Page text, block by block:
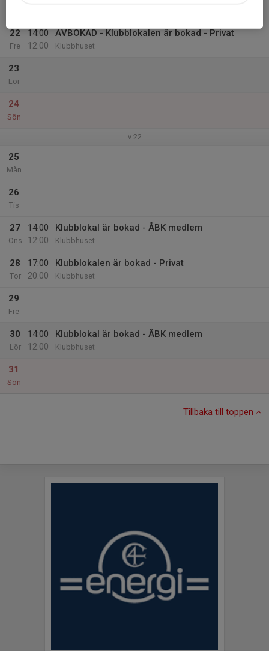
22
Fre
14:00
12:00
AVBOKAD - Klubblokalen är bokad - Privat
Klubbhuset
23
Lör
24
Sön
v.22
25
Mån
26
Tis
27
Ons
14:00
12:00
Klubblokal är bokad - ÅBK medlem
Klubbhuset
28
Tor
17:00
20:00
Klubblokalen är bokad - Privat
Klubbhuset
29
Fre
30
Lör
14:00
12:00
Klubblokal är bokad - ÅBK medlem
Klubbhuset
31
Sön
Tillbaka till toppen